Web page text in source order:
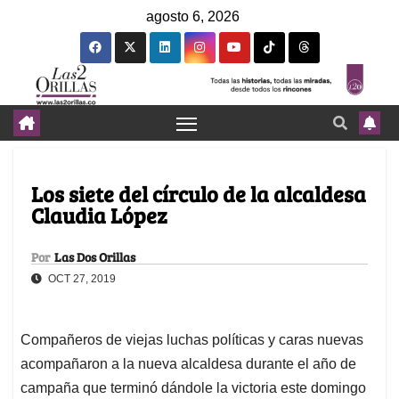
agosto 6, 2026
Los siete del círculo de la alcaldesa
Claudia López
Por Las Dos Orillas
OCT 27, 2019
Compañeros de viejas luchas políticas y caras nuevas
acompañaron a la nueva alcaldesa durante el año de
campaña que terminó dándole la victoria este domingo